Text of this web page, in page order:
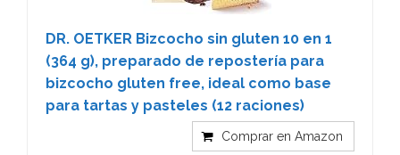
DR. OETKER Bizcocho sin gluten 10 en 1
(364 g), preparado de repostería para
bizcocho gluten free, ideal como base
para tartas y pasteles (12 raciones)
Comprar en Amazon